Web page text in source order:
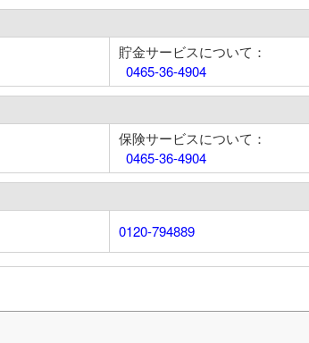
貯金サービスについて：
0465-36-4904
保険サービスについて：
0465-36-4904
0120-794889